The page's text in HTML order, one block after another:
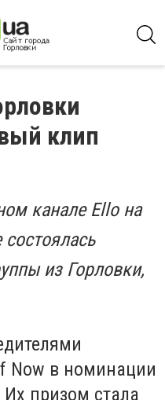
клип
канале Ello на
из Горловки,
Now в номинации
призом стала